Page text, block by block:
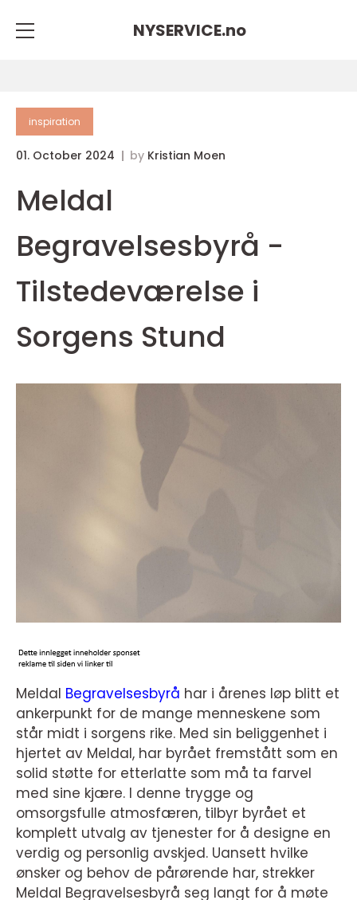
NYSERVICE.no
inspiration
01. October 2024 by Kristian Moen
Meldal
Begravelsesbyrå -
Tilstedeværelse i
Sorgens Stund
Meldal Begravelsesbyrå har i årenes løp blitt et
ankerpunkt for de mange menneskene som
står midt i sorgens rike. Med sin beliggenhet i
hjertet av Meldal, har byrået fremstått som en
solid støtte for etterlatte som må ta farvel
med sine kjære. I denne trygge og
omsorgsfulle atmosfæren, tilbyr byrået et
komplett utvalg av tjenester for å designe en
verdig og personlig avskjed. Uansett hvilke
ønsker og behov de pårørende har, strekker
Meldal Begravelsesbyrå seg langt for å møte